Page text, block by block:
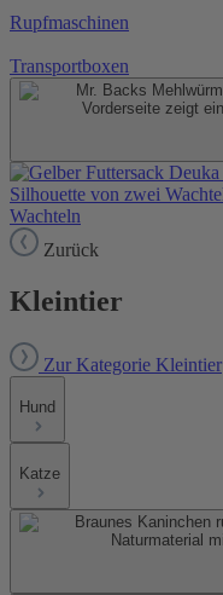
Rupfmaschinen
Transportboxen
Wachteln
Zurück
Kleintier
Zur Kategorie Kleintier
Hund
Katze